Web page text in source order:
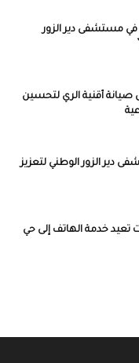
في مستشفى دير الزور
صيانة أقنية الري لتحسين
الزور الوطني لتعزيز
تعيد خدمة الهاتف إلى حي